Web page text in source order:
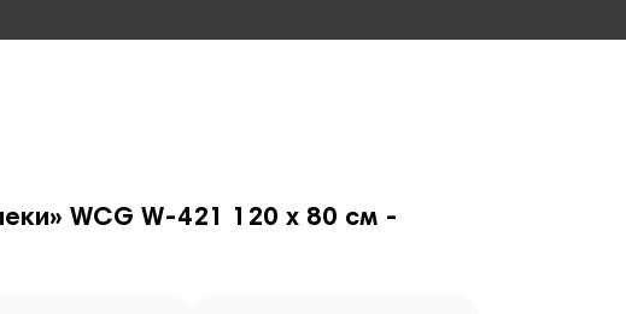
WCG W-421 120 х 80 см -